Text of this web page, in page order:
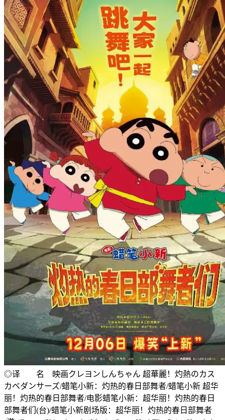
◎译 名 映画クレヨンしんちゃん 超華麗！灼熱のカス
カベダンサーズ/蜡笔小新：灼热的春日部舞者/蜡笔小新 超华
丽！灼热的春日部舞者/电影蜡笔小新：超华丽！灼热的春日
部舞者们(台)/蜡笔小新剧场版：超华丽！灼热的春日部舞者